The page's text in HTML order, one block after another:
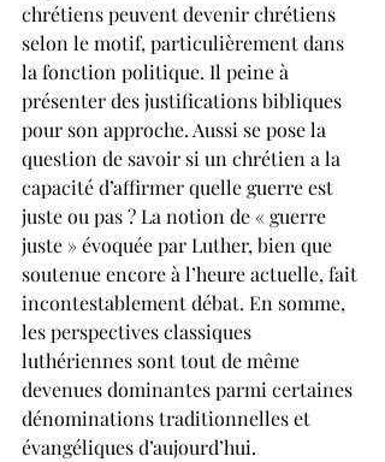
chrétiens peuvent devenir chrétiens
selon le motif, particulièrement dans
la fonction politique. Il peine à
présenter des justifications bibliques
pour son approche. Aussi se pose la
question de savoir si un chrétien a la
capacité d’affirmer quelle guerre est
juste ou pas ? La notion de « guerre
juste » évoquée par Luther, bien que
soutenue encore à l’heure actuelle, fait
incontestablement débat. En somme,
les perspectives classiques
luthériennes sont tout de même
devenues dominantes parmi certaines
dénominations traditionnelles et
évangéliques d’aujourd’hui.